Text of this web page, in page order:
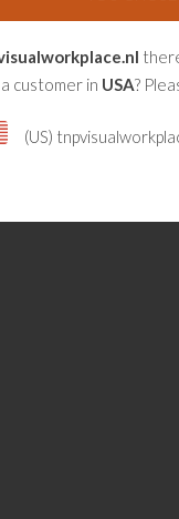
updates ontvangen?
customer in USA?
(US)